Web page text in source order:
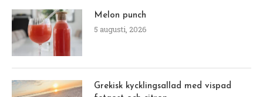
Melon punch
5 augusti, 2026
Grekisk kycklingsallad med vispad